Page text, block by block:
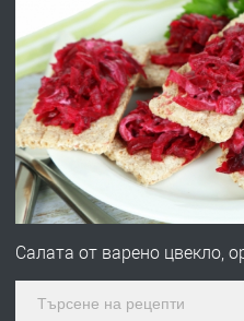
ПРЕДЛАГА Давам
ПРЕДЛАГА
№4120
Салата от варено цвекло,